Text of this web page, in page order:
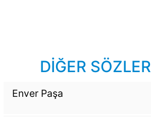
DİĞER SÖZLER
Enver Paşa